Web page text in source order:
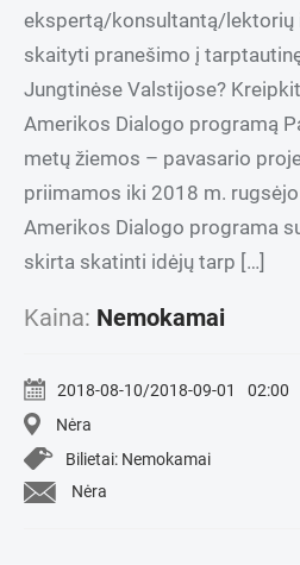
ekspertą/konsultantą/lektorių
skaityti pranešimo į
Jungtinėse Valstijose?
Amerikos Dialogo programą
metų žiemos – pavasario
priimamos iki 2018 m.
Amerikos Dialogo programa
skirta skatinti idėjų tarp […]
Kaina: Nemokamai
2018-08-10/2018-09-01
02:00
Nėra
Bilietai: Nemokamai
Nėra